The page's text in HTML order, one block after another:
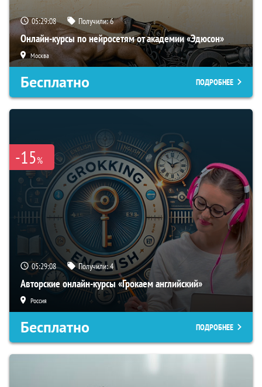
05:29:07 Получили:6
Онлайн-курсы по нейросетям от академии «Эдюсон»
Москва
Бесплатно ПОДРОБНЕЕ
-15%
05:29:07 Получили:4
Авторские онлайн-курсы «Грокаем английский»
Россия
Бесплатно ПОДРОБНЕЕ